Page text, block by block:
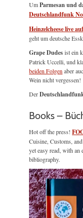
UmParmesan und
Deutschlandfunk
Heinzelcheese live
geht um deutsche
Grape Dudesist ein
Patrick Uccelli, und
beiden Folgen aber
Wein nicht vergessen!
Der
Books –
Hot off the press!
Cuisine, Customs,
yet easy read, with an
bibliography.